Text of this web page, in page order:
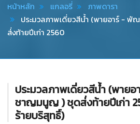
หน้าหลัก แกลอรี่
ภาพดารา
ประมวลภาพเดี่ยวสีน้ำ (พายอาร์ -
ส่่งท้ายปีเก่า 2560
ประมวลภาพเดี่ยวสีน้ำ (พา
ชาญมนูญ ) ชุดส่่งท้ายปีเก่า
ร้ายบริสุทธิ์)